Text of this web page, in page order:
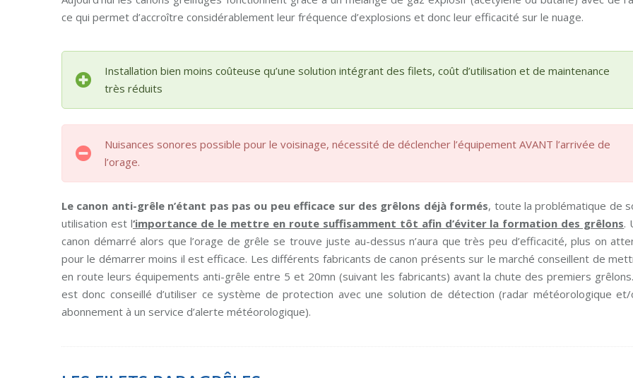
ce qui permet d’accroître considérablement leur fréquence d’explosions et donc leur efficacité sur le nuage.
Installation bien moins coûteuse qu’une solution intégrant des filets, coût d’utilisation et de maintenance
très réduits
Nuisances sonores possible pour le voisinage, nécessité de déclencher l’équipement AVANT l’arrivée de
l’orage.
Le canon anti-grêle n’étant pas pas ou peu efficace sur des grêlons déjà formés, toute la problématique de
utilisation est l‘importance de le mettre en route suffisamment tôt afin d’éviter la formation des grêlons.
canon démarré alors que l’orage de grêle se trouve juste au-dessus n’aura que très peu d’efficacité, plus on
pour le démarrer moins il est efficace. Les différents fabricants de canon présents sur le marché conseillent de
en route leurs équipements anti-grêle entre 5 et 20mn (suivant les fabricants) avant la chute des premiers
est donc conseillé d’utiliser ce système de protection avec une solution de détection (radar météorologique et/
abonnement à un service d’alerte météorologique).